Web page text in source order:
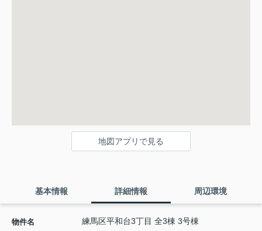
地図アプリで見る
基本情報 詳細情報 周辺環境
物件名 練馬区平和台3丁目 全3棟 3号棟